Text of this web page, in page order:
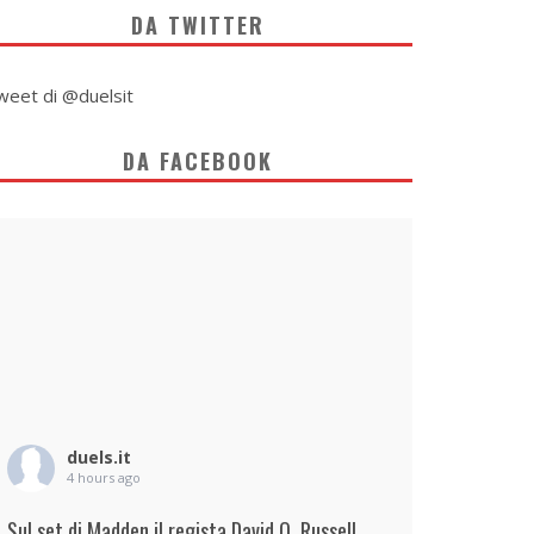
DA TWITTER
di @duelsit
DA FACEBOOK
duels.it
4 hours ago